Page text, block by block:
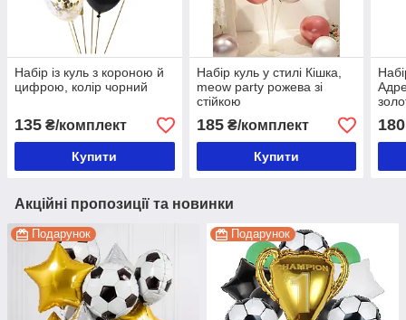
Набір із куль з короною й
цифрою, колір чорний
135 ₴/комплект
Купити
Набір куль у стилі Кішка,
meow party рожева зі
стійкою
185₴/комплект
Купити
180
Акційні пропозиції та новинки
Подарунок Подарунок